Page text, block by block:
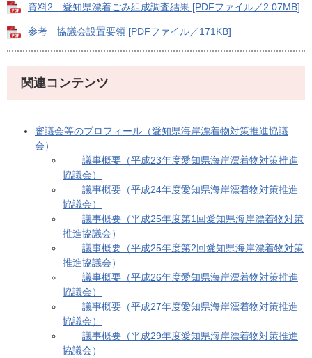
資料2 愛知県漂着ごみ組成調査結果 [PDFファイル／2.07MB]
参考 協議会設置要領 [PDFファイル／171KB]
関連コンテンツ
審議会等のプロフィール（愛知県海岸漂着物対策推進協議
会）
議事概要（平成23年度愛知県海岸漂着物対策推進
協議会）
議事概要（平成24年度愛知県海岸漂着物対策推進
協議会）
議事概要（平成25年度第1回愛知県海岸漂着物対策
推進協議会）
議事概要（平成25年度第2回愛知県海岸漂着物対策
推進協議会）
議事概要（平成26年度愛知県海岸漂着物対策推進
協議会）
議事概要（平成27年度愛知県海岸漂着物対策推進
協議会）
議事概要（平成29年度愛知県海岸漂着物対策推進
協議会）